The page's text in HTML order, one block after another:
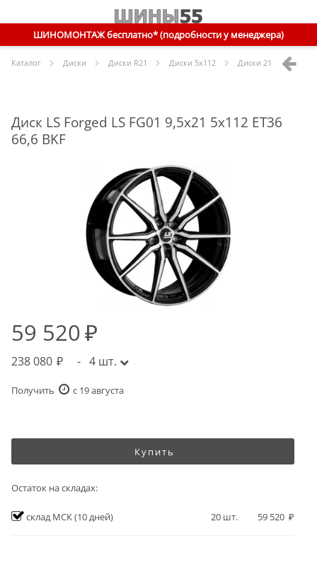
ШИНОМОНТАЖ бесплатно* (подробности у менеджера)
Каталог Диски Диски R21 Диски 5x112 Диски 21 5x112 ET36
Диск LS Forged LS FG01 9,5x21 5x112 ET36
66,6 BKF
59 520
238 080 - 4 шт.
Получить c 19 августа
Купить
Остаток на складах:
склад МСК(10 дней) 20 шт. 59 520